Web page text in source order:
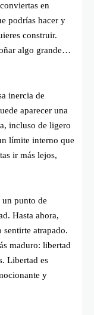
en
podrías hacer y
construir.
algo grande…
inercia de
aparecer una
incluso de ligero
límite interno que
ir más lejos,
un punto de
Hasta ahora,
sentirte atrapado.
maduro: libertad
Libertad es
y